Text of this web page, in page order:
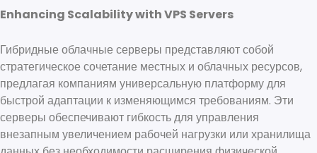
Enhancing Scalability with VPS Servers
Гибридные облачные серверы представляют собой
стратегическое сочетание местных и облачных ресурсов,
предлагая компаниям универсальную платформу для
быстрой адаптации к изменяющимся требованиям. Эти
серверы обеспечивают гибкость для управления
внезапным увеличением рабочей нагрузки или хранилища